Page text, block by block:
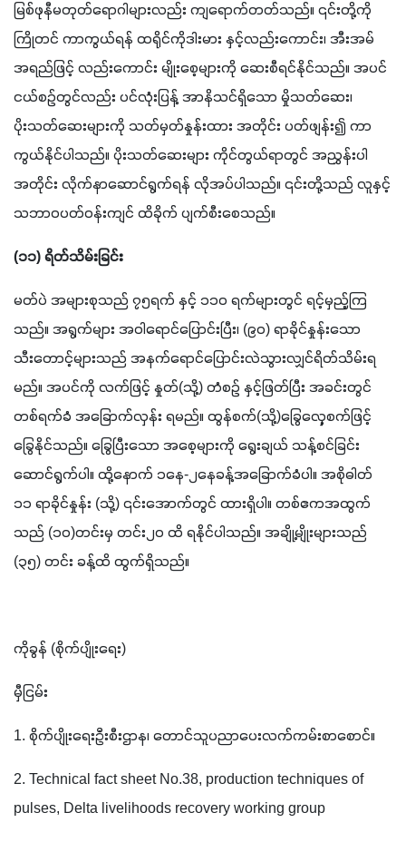
မြစ်ဖုနီမတုတ်ရောဂါများလည်း ကျရောက်တတ်သည်။ ၎င်းတို့ကို
ကြိုတင် ကာကွယ်ရန် ထရိုင်ကိုဒါးမား နှင့်လည်းကောင်း၊ အီးအမ်
အရည်ဖြင့် လည်းကောင်း မျိုးစေ့များကို ဆေးစီရင်နိုင်သည်။ အပင်
ငယ်စဉ်တွင်လည်း ပင်လုံးပြန့် အာနိသင်ရှိသော မှိုသတ်ဆေး၊
ပိုးသတ်ဆေးများကို သတ်မှတ်နှုန်းထား အတိုင်း ပတ်ဖျန်း၍ ကာ
ကွယ်နိုင်ပါသည်။ ပိုးသတ်ဆေးများ ကိုင်တွယ်ရာတွင် အညွှန်းပါ
အတိုင်း လိုက်နာဆောင်ရွက်ရန် လိုအပ်ပါသည်။ ၎င်းတို့သည် လူနှင့်
သဘာဝပတ်ဝန်းကျင် ထိခိုက် ပျက်စီးစေသည်။
(၁၁) ရိတ်သိမ်းခြင်း
မတ်ပဲ အများစုသည် ၇၅ရက် နှင့် ၁၁၀ ရက်များတွင် ရင့်မှည့်ကြ
သည်။ အရွက်များ အဝါရောင်ပြောင်းပြီး၊ (၉၀) ရာခိုင်နှုန်းသော
သီးတောင့်များသည် အနက်ရောင်ပြောင်းလဲသွားလျှင်ရိတ်သိမ်းရ
မည်။ အပင်ကို လက်ဖြင့် နှုတ်(သို့) တံစဉ် နှင့်ဖြတ်ပြီး အခင်းတွင်
တစ်ရက်ခံ အခြောက်လှန်း ရမည်။ ထွန်စက်(သို့)ခြွေလှေ့စက်ဖြင့်
ခြွေနိုင်သည်။ ခြွေပြီးသော အစေ့များကို ရွေးချယ် သန့်စင်ခြင်း
ဆောင်ရွက်ပါ။ ထို့နောက် ၁နေ-၂နေခန့်အခြောက်ခံပါ။ အစိုဓါတ်
၁၁ ရာခိုင်နှုန်း (သို့) ၎င်းအောက်တွင် ထားရှိပါ။ တစ်ဧကအထွက်
သည် (၁၀)တင်းမှ တင်း၂၀ ထိ ရနိုင်ပါသည်။ အချို့မျိုးများသည်
(၃၅) တင်း ခန့်ထိ ထွက်ရှိသည်။
ကိုခွန် (စိုက်ပျိုးရေး)
မှီငြမ်း
1. စိုက်ပျိုးရေးဦးစီးဌာန၊ တောင်သူပညာပေးလက်ကမ်းစာစောင်။
2. Technical fact sheet No.38, production techniques of
pulses, Delta livelihoods recovery working group